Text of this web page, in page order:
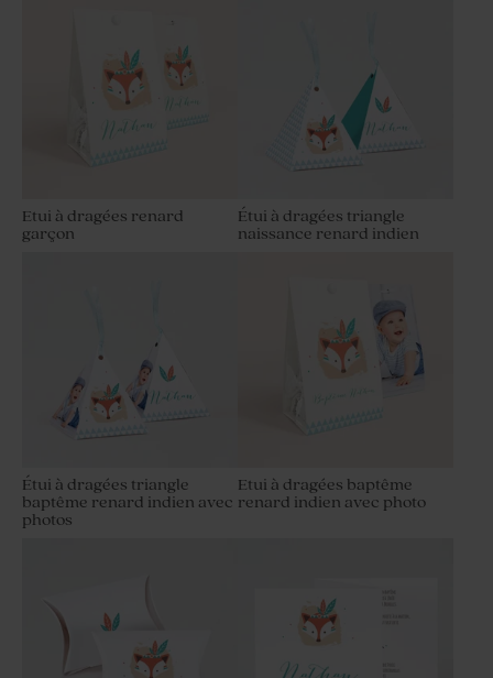
Etui à dragées renard
garçon
Étui à dragées triangle
naissance renard indien
Étui à dragées triangle
baptême renard indien avec
photos
Etui à dragées baptême
renard indien avec photo